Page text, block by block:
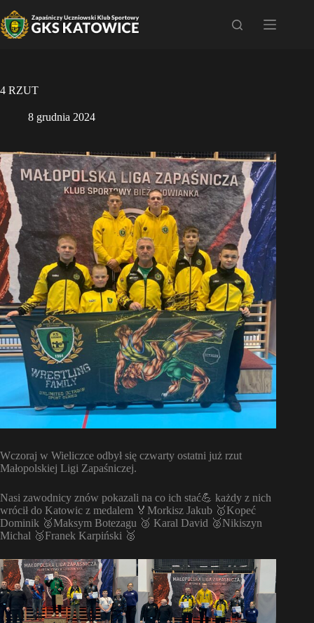
do
treści
4 RZUT
8 grudnia 2024
Wczoraj w Wieliczce odbył się czwarty ostatni już rzut
Małopolskiej Ligi Zapaśniczej.
Nasi zawodnicy znów pokazali na co ich stać💪 każdy z nich
wrócił do Katowic z medalem 🏅Morkisz Jakub 🥇Kopeć
Dominik 🥈Maksym Botezagu 🥉 Karal David 🥈Nikiszyn
Michal 🥉Franek Karpiński 🥈